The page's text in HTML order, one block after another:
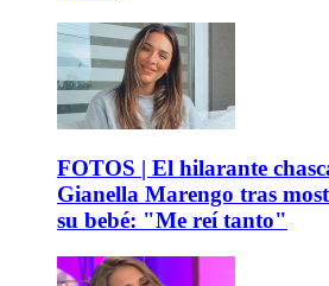
FOTOS | El hilarante
Gianella Marengo tras
su bebé: "Me reí tanto"